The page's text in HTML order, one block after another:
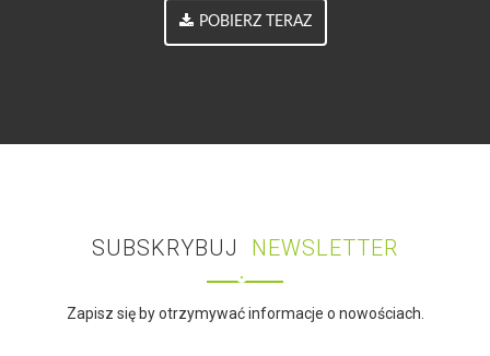
POBIERZ TERAZ
SUBSKRYBUJ NEWSLETTER
Zapisz się by otrzymywać informacje o nowościach.